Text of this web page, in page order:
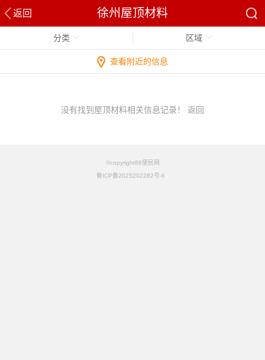
返回 徐州屋顶材料
分类 区域
查看附近的信息
没有找到屋顶材料相关信息记录！ 返回
©copyright88便民网
鲁ICP备2025202282号-6